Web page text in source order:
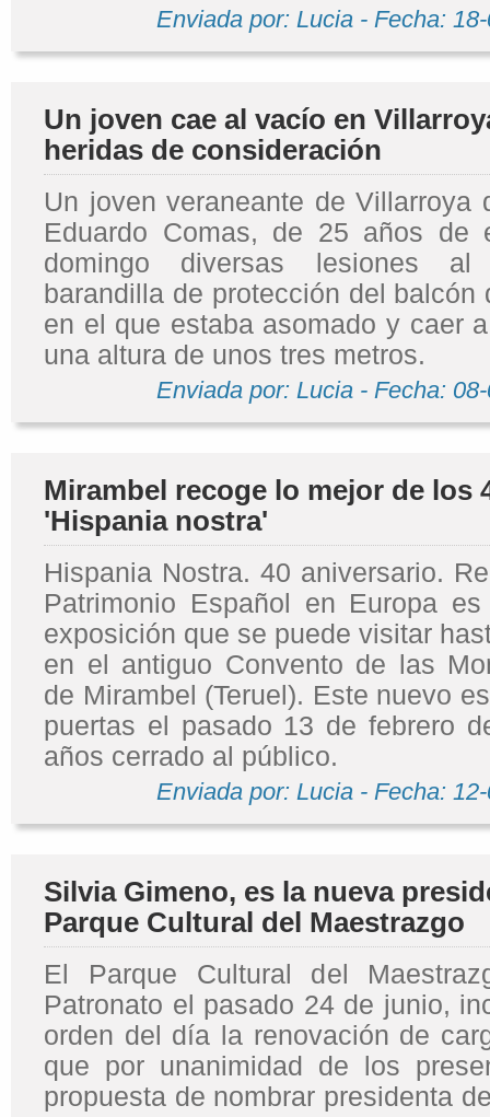
Enviada por: Lucia - Fecha:
Un joven cae al vacío en
heridas de consideración
Un joven veraneante de Villarroya
Eduardo Comas, de 25 años de
domingo diversas lesiones
barandilla de protección del balcón
en el que estaba asomado y caer
una altura de unos tres metros.
Enviada por: Lucia - Fecha:
Mirambel recoge lo mejor de los
'Hispania nostra'
Hispania Nostra. 40 aniversario.
Patrimonio Español en Europa
exposición que se puede visitar
en el antiguo Convento de las
de Mirambel (Teruel). Este nuevo
puertas el pasado 13 de febrero
años cerrado al público.
Enviada por: Lucia - Fecha:
Silvia Gimeno, es la nueva
Parque Cultural del Maestrazgo
El Parque Cultural del
Patronato el pasado 24 de junio,
orden del día la renovación de
que por unanimidad de los
propuesta de nombrar presidenta